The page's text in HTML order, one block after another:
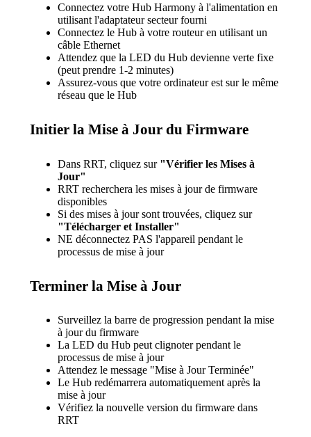
Connectez votre Hub Harmony à l'alimentation en
utilisant l'adaptateur secteur fourni
Connectez le Hub à votre routeur en utilisant un
câble Ethernet
Attendez que la LED du Hub devienne verte fixe
(peut prendre 1-2 minutes)
Assurez-vous que votre ordinateur est sur le même
réseau que le Hub
Initier la Mise à Jour du Firmware
Dans RRT, cliquez sur "Vérifier les Mises à
Jour"
RRT recherchera les mises à jour de firmware
disponibles
Si des mises à jour sont trouvées, cliquez sur
"Télécharger et Installer"
NE déconnectez PAS l'appareil pendant le
processus de mise à jour
Terminer la Mise à Jour
Surveillez la barre de progression pendant la mise
à jour du firmware
La LED du Hub peut clignoter pendant le
processus de mise à jour
Attendez le message "Mise à Jour Terminée"
Le Hub redémarrera automatiquement après la
mise à jour
Vérifiez la nouvelle version du firmware dans
RRT